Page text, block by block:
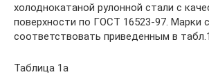
холоднокатаной рулонной стали с
поверхности по ГОСТ 16523-97. Марки
соответствовать приведенным в
Таблица 1а